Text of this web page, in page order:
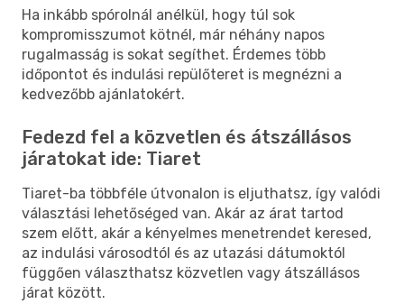
Ha inkább spórolnál anélkül, hogy túl sok
kompromisszumot kötnél, már néhány napos
rugalmasság is sokat segíthet. Érdemes több
időpontot és indulási repülőteret is megnézni a
kedvezőbb ajánlatokért.
Fedezd fel a közvetlen és átszállásos
járatokat ide: Tiaret
Tiaret-ba többféle útvonalon is eljuthatsz, így valódi
választási lehetőséged van. Akár az árat tartod
szem előtt, akár a kényelmes menetrendet keresed,
az indulási városodtól és az utazási dátumoktól
függően választhatsz közvetlen vagy átszállásos
járat között.